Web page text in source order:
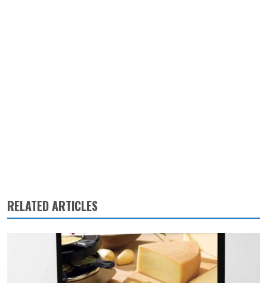
RELATED ARTICLES